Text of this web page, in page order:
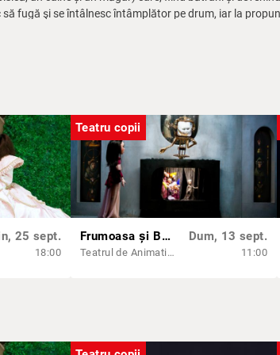
fugă şi se întâlnesc întâmplător pe drum, iar la
hoți, urcându-se unul pe spatele celuilalt și cântând
25 sept.
18:00
Teatru copii
Frumoasa și Bestia
Teatrul de Animatie Țăndărică - Sala Lahovari
Dum, 13 sept.
11:00